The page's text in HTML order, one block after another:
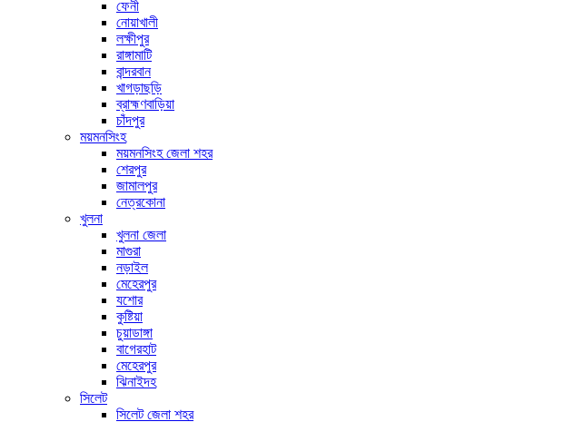
ফেনী
নোয়াখালী
লক্ষীপুর
রাঙ্গামাটি
বান্দরবান
খাগড়াছড়ি
ব্রাহ্মণবাড়িয়া
চাঁদপুর
ময়মনসিংহ
ময়মনসিংহ জেলা শহর
শেরপুর
জামালপুর
নেত্রকোনা
খুলনা
খুলনা জেলা
মাগুরা
নড়াইল
মেহেরপুর
যশোর
কুষ্টিয়া
চুয়াডাঙ্গা
বাগেরহাট
মেহেরপুর
ঝিনাইদহ
সিলেট
সিলেট জেলা শহর